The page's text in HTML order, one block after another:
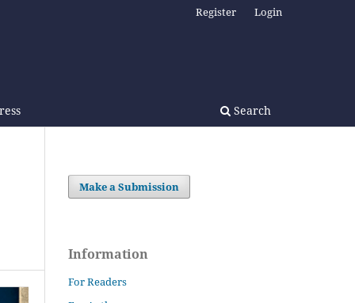
Search
Register Login
Make a Submission
Information
For Readers